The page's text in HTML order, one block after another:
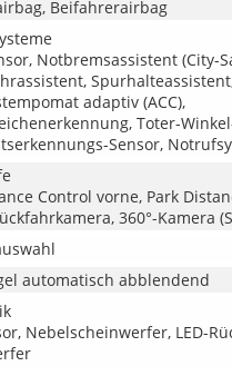
Beifahrerairbag
Notbremsassistent (City-
adaptiv (ACC),
Toter-
Sensor,
Control vorne, Park
360°-Kamera
automatisch abblendend
Nebelscheinwerfer, LED-